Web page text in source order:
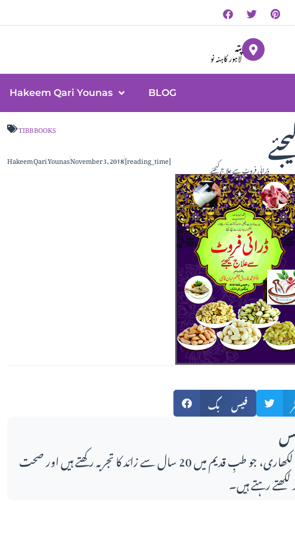
پتہ
لاہور کاہنہ نو
Hakeem Qari Younas BLOG
TIBB BOOKS
Hakeem Qari YounasNovember 3, 2018[reading_time]
ڈرائی فروٹ سے علاج کیجئے
فیس بک
اس مضمون کے لکھاری، جو طبِ قدیم میں 20 سال سے زائد کا تجربہ رکھتے ہیں اور صحت
رہتے ہیں۔